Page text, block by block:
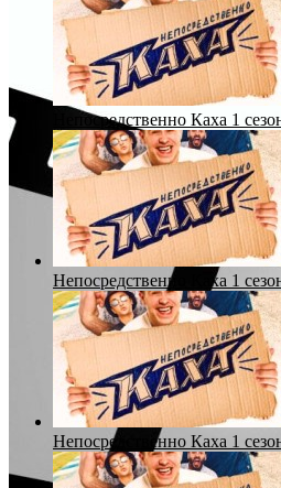
Непосредственно Каха 1
Непосредственно Каха 1
Непосредственно Каха 1